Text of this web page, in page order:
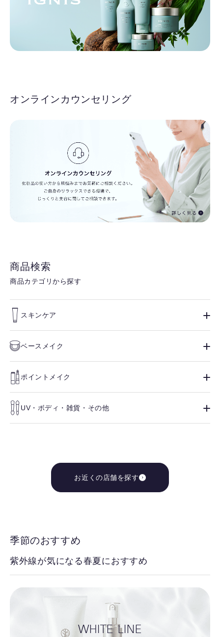
オンラインカウンセリング
商品検索
商品カテゴリから探す
スキンケア
ベースメイク
ポイントメイク
UV・ボディ・雑貨・その他
お近くの店舗を探す
季節のおすすめ
紫外線が気になる春夏におすすめ
WHITE LINE